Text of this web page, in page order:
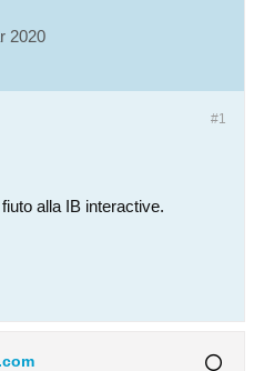
2020
#1
alla IB interactive.